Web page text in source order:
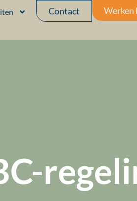
Contact Werken